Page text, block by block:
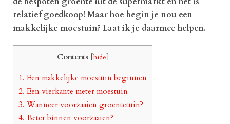
relatief goedkoop! Maar hoe begin je nou een
makkelijke moestuin? Laat ik je daarmee helpen.
Contents [hide]
1. Een makkelijke moestuin beginnen
2. Een vierkante meter moestuin
3. Wanneer voorzaaien groentetuin?
4. Beter binnen voorzaaien?